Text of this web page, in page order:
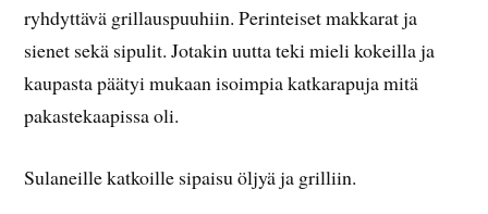
ryhdyttävä grillauspuuhiin. Perinteiset makkarat ja
sienet sekä sipulit. Jotakin uutta teki mieli kokeilla ja
kaupasta päätyi mukaan isoimpia katkarapuja mitä
pakastekaapissa oli.
Sulaneille katkoille sipaisu öljyä ja grilliin.